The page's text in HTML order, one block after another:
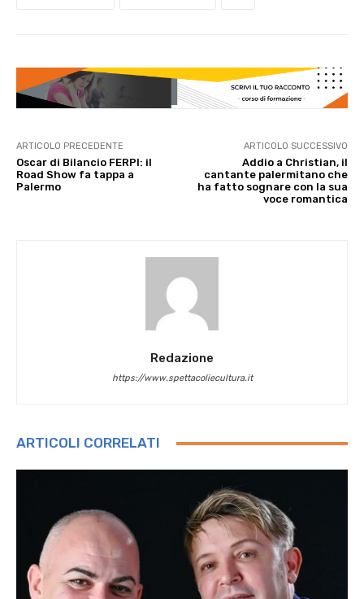
ARTICOLO PRECEDENTE
Oscar di Bilancio FERPI: il
Road Show fa tappa a
Palermo
ARTICOLO SUCCESSIVO
Addio a Christian, il
cantante palermitano che
ha fatto sognare con la sua
voce romantica
Redazione
https://www.spettacoliecultura.it
ARTICOLI CORRELATI